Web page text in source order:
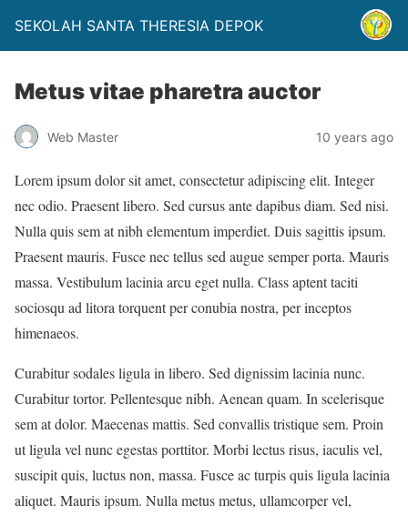
SEKOLAH SANTA THERESIA DEPOK
Metus vitae pharetra auctor
Web Master 10 years ago
Lorem ipsum dolor sit amet, consectetur adipiscing elit. Integer
nec odio. Praesent libero. Sed cursus ante dapibus diam. Sed nisi.
Nulla quis sem at nibh elementum imperdiet. Duis sagittis ipsum.
Praesent mauris. Fusce nec tellus sed augue semper porta. Mauris
massa. Vestibulum lacinia arcu eget nulla. Class aptent taciti
sociosqu ad litora torquent per conubia nostra, per inceptos
himenaeos.
Curabitur sodales ligula in libero. Sed dignissim lacinia nunc.
Curabitur tortor. Pellentesque nibh. Aenean quam. In scelerisque
sem at dolor. Maecenas mattis. Sed convallis tristique sem. Proin
ut ligula vel nunc egestas porttitor. Morbi lectus risus, iaculis vel,
suscipit quis, luctus non, massa. Fusce ac turpis quis ligula lacinia
aliquet. Mauris ipsum. Nulla metus metus, ullamcorper vel,